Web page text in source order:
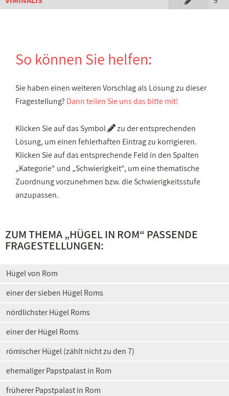
So können Sie helfen:
Sie haben einen weiteren Vorschlag als Lösung zu dieser
Fragestellung? Dann teilen Sie uns das bitte mit!
Klicken Sie auf das Symbol
zu der entsprechenden
Lösung, um einen fehlerhaften Eintrag zu korrigieren.
Klicken Sie auf das entsprechende Feld in den Spalten
„Kategorie“ und „Schwierigkeit“, um eine thematische
Zuordnung vorzunehmen bzw. die Schwierigkeitsstufe
anzupassen.
ZUM THEMA „HÜGEL IN ROM“ PASSENDE
FRAGESTELLUNGEN:
Hügel von Rom
einer der sieben Hügel Roms
nördlichster Hügel Roms
einer der Hügel Roms
römischer Hügel (zählt nicht zu den 7)
ehemaliger Papstpalast in Rom
früherer Papstpalast in Rom